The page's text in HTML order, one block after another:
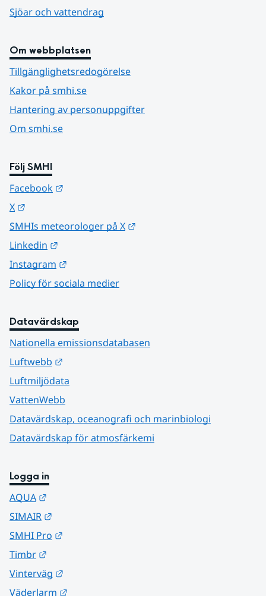
Sjöar och vattendrag
Om webbplatsen
Tillgänglighetsredogörelse
Kakor på smhi.se
Hantering av personuppgifter
Om smhi.se
Följ SMHI
Facebook
X
SMHIs meteorologer på X
Linkedin
Instagram
Policy för sociala medier
Datavärdskap
Nationella emissionsdatabasen
Luftwebb
Luftmiljödata
VattenWebb
Datavärdskap, oceanografi och marinbiologi
Datavärdskap för atmosfärkemi
Logga in
AQUA
SIMAIR
SMHI Pro
Timbr
Vinterväg
Väderlarm